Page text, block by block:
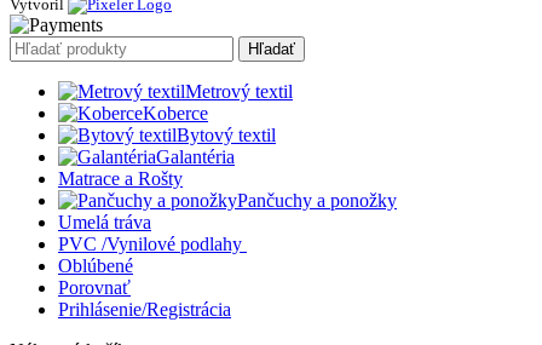
Vytvoril
Hľadať
Metrový textil
Koberce
Bytový textil
Galantéria
Matrace a Rošty
Pančuchy a ponožky
Umelá tráva
PVC /Vynilové podlahy
Oblúbené
Porovnať
Prihlásenie/Registrácia